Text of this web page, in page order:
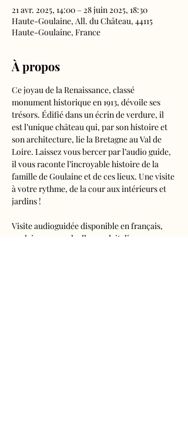
21 avr. 2025, 14:00 – 28 juin 2025, 18:30
Haute-Goulaine, All. du Château, 44115
Haute-Goulaine, France
À propos
Ce joyau de la Renaissance, classé
monument historique en 1913, dévoile ses
trésors. Édifié dans un écrin de verdure, il
est l’unique château qui, par son histoire et
son architecture, lie la Bretagne au Val de
Loire. Laissez vous bercer par l’audio guide,
il vous raconte l’incroyable histoire de la
famille de Goulaine et de ces lieux. Une visite
à votre rythme, de la cour aux intérieurs et
jardins !
Visite audioguidée disponible en français,
anglais, espagnol, allemand, italien,